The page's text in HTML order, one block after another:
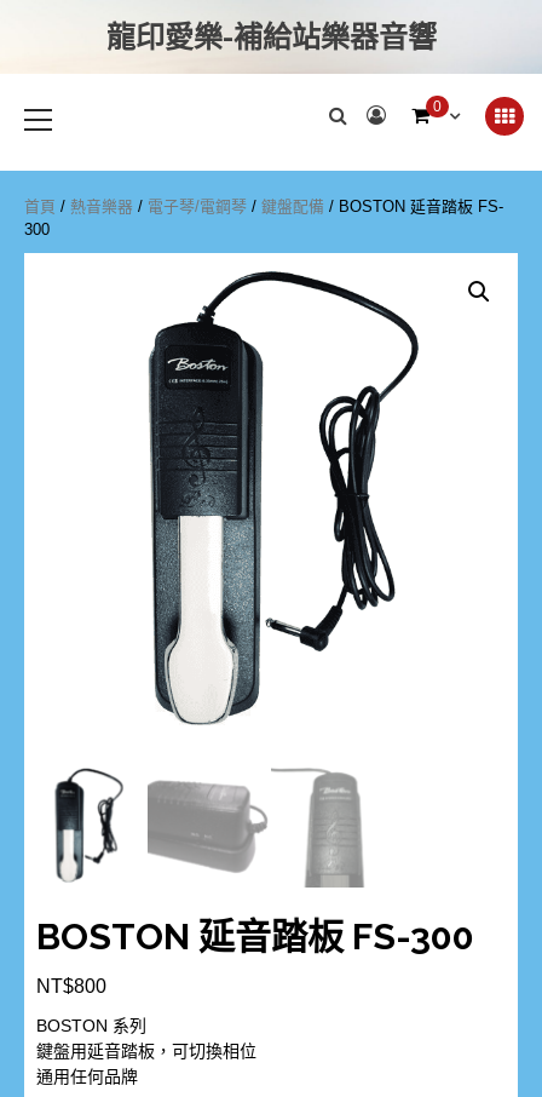
龍印愛樂-補給站樂器音響
0
首頁 / 熱音樂器 / 電子琴/電鋼琴 / 鍵盤配備 / BOSTON 延音踏板 FS-
300
BOSTON 延音踏板 FS-300
NT$800
BOSTON 系列
鍵盤用延音踏板，可切換相位
通用任何品牌